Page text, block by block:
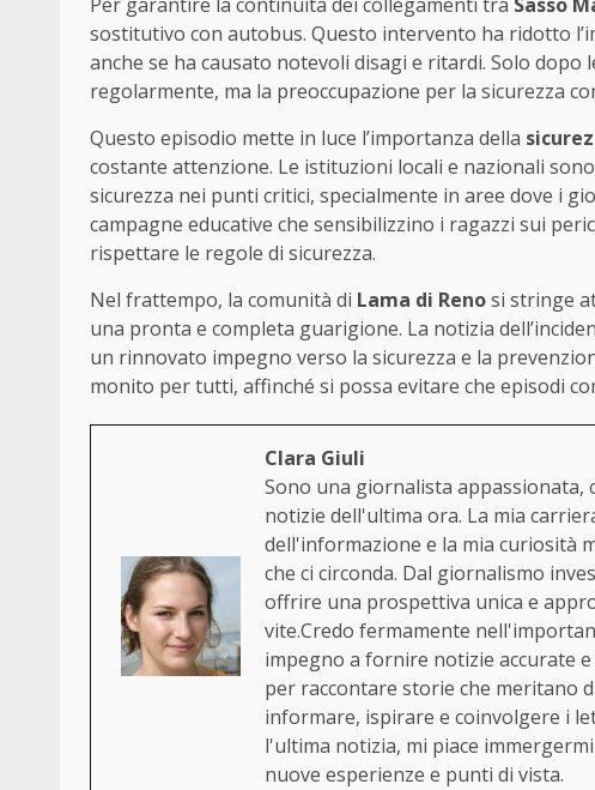
sostitutivo con autobus. Questo intervento ha ridotto
anche se ha causato notevoli disagi e ritardi. Solo
regolarmente, ma la preoccupazione per la sicurezza
Questo episodio mette in luce l’importanza della
costante attenzione. Le istituzioni locali e nazionali
sicurezza nei punti critici, specialmente in aree dove i
campagne educative che sensibilizzino i ragazzi sui
rispettare le regole di sicurezza.
Nel frattempo, la comunità di Lama di Renosi stringe
una pronta e completa guarigione. La notizia
un rinnovato impegno verso la sicurezza e la
monito per tutti, affinché si possa evitare che episodi
Clara Giuli
Sono una giornalista appassionata,
notizie dell'ultima ora. La mia
dell'informazione e la mia curiosità
che ci circonda. Dal giornalismo
offrire una prospettiva unica e
vite.Credo fermamente
impegno a fornire notizie accurate
per raccontare storie che meritano
informare, ispirare e coinvolgere i
l'ultima notizia, mi piace
nuove esperienze e punti di vista.